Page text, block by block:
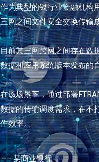
作为典型的银行业金融机构
三网之间文件安全交换传输
目前其三网跨网之间存在数
数据和应用系统版本发布的
在该场景下，通过部署
数据的传输调度需求，在不
作效率。
—– 某商业银行